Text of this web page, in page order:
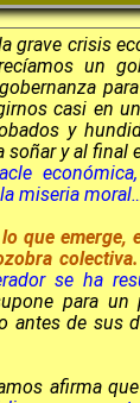
grave crisis
un
casi en
y
y al final
miseria moral…
que emerge,
colectiva.
se ha
para un
antes de sus
afirma